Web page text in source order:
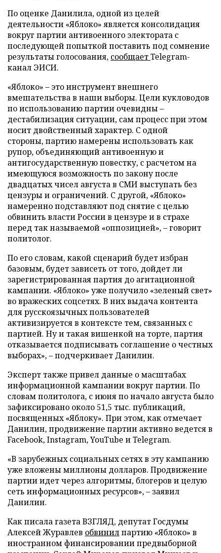
По оценке Данилила, одной из целей
деятельности «Яблоко» является консолидация
вокруг партии антивоенного электората с
последующей попыткой поставить под сомнение
результаты голосования, сообщаетTelegram-
канал ЭИСИ.
«Яблоко» – это инструмент внешнего
вмешательства в наши выборы. Цели кукловодов
по использованию партии очевидны –
дестабилизация ситуации, сам процесс при этом
носит двойственный характер. С одной
стороны, партию намерены использовать как
рупор, объединяющий антивоенную и
антигосударственную повестку, с расчетом на
имеющуюся возможность по закону после
двадцатых чисел августа в СМИ выступать без
цензуры и ограничений. С другой, «Яблоко»
намеренно подставляют под снятие с целью
обвинить власти России в цензуре и в страхе
перед так называемой «оппозицией», – говорит
политолог.
По его словам, какой сценарий будет избран
базовым, будет зависеть от того, дойдет ли
зарегистрированная партия до агитационной
кампании. «Яблоко» уже получило «зеленый свет»
во вражеских соцсетях. В них выдача контента
для русскоязычных пользователей
активизируется в контексте тем, связанных с
партией. Ну и такая вишенкой на торте, партия
отказывается подписывать соглашение о честных
выборах», – подчеркивает Данилин.
Эксперт также привел данные о масштабах
информационной кампании вокруг партии. По
словам политолога, с июня по начало августа было
зафиксировано около 51,5 тыс. публикаций,
посвященных «Яблоку». При этом, как отмечает
Данилин, продвижение партии активно ведется в
Facebook, Instagram, YouTube и Telegram.
«В зарубежных социальных сетях в эту кампанию
уже вложены миллионы долларов. Продвижение
партии идет через алгоритмы, блогеров и целую
сеть информационных ресурсов», – заявил
Данилин.
Как писала газета ВЗГЛЯД, депутат Госдумы
Алексей Журавлев обвинилпартию «Яблоко» в
иностранном финансировании предвыборной